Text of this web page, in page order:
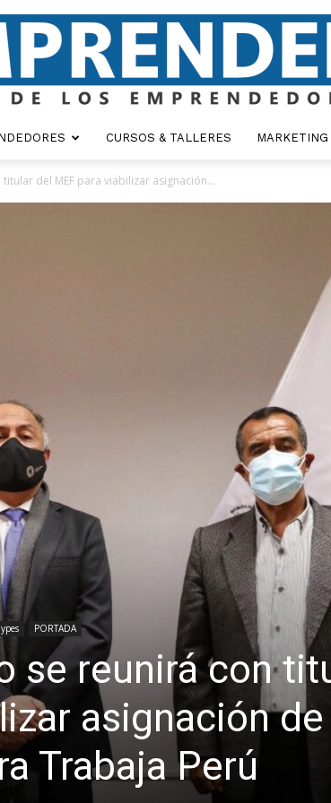
CURSOS & TALLERES MARKETING
del MEF para viabilizar asignación...
PORTADA
se reunirá con
asignación de
Trabaja Perú